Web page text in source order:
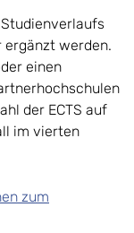
ergänzt werden.
einen
der ECTS auf
im vierten
zum